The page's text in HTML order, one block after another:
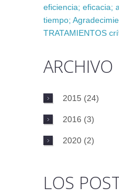
eficiencia; eficacia;
tiempo;
TRATAMIENTOS
ARCHIVO
2015 (24)
2016 (3)
2020 (2)
LOS